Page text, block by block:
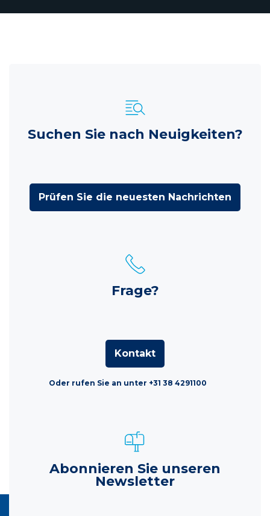
Suchen Sie nach Neuigkeiten?
Prüfen Sie die neuesten Nachrichten
Frage?
Kontakt
Oder rufen Sie an unter +31 38 4291100
Abonnieren Sie unseren
Newsletter